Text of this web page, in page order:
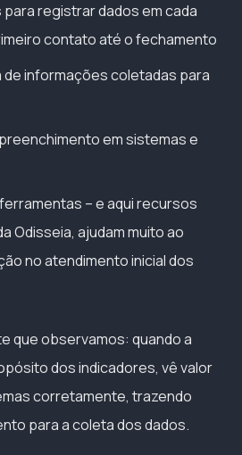
registrar dados em cada
contato até o fechamento
de informações coletadas para
em sistemas e
– e aqui recursos
Odisseia, ajudam muito ao
no atendimento inicial dos
que observamos: quando a
dos indicadores, vê valor
corretamente, trazendo
para a coleta dos dados.